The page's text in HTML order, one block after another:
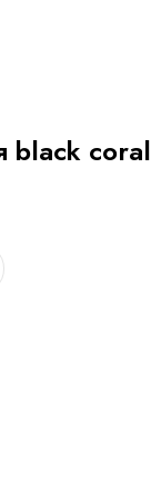
black coral